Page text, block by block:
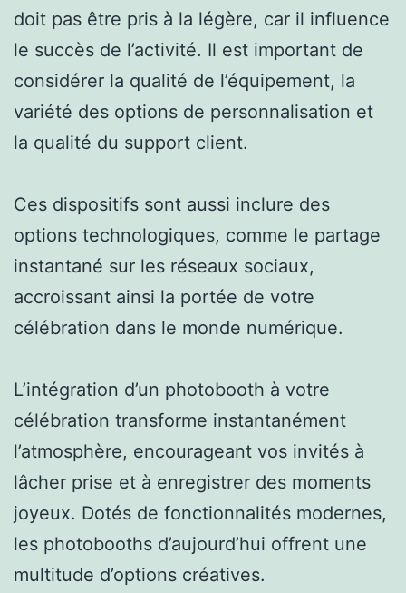
doit pas être pris à la légère, car il influence
le succès de l’activité. Il est important de
considérer la qualité de l’équipement, la
variété des options de personnalisation et
la qualité du support client.
Ces dispositifs sont aussi inclure des
options technologiques, comme le partage
instantané sur les réseaux sociaux,
accroissant ainsi la portée de votre
célébration dans le monde numérique.
L’intégration d’un photobooth à votre
célébration transforme instantanément
l’atmosphère, encourageant vos invités à
lâcher prise et à enregistrer des moments
joyeux. Dotés de fonctionnalités modernes,
les photobooths d’aujourd’hui offrent une
multitude d’options créatives.